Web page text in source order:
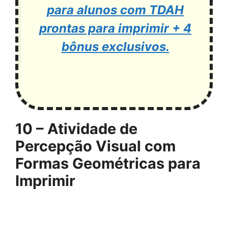
para alunos com TDAH
prontas para imprimir + 4
bônus exclusivos.
10 – Atividade de
Percepção Visual com
Formas Geométricas para
Imprimir